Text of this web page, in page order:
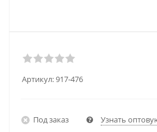
Артикул:917-476
Под заказ Узнать